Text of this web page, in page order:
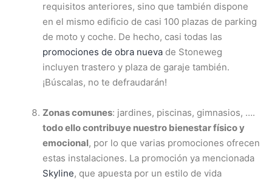
requisitos anteriores, sino que también dispone
en el mismo edificio de casi 100 plazas de parking
de moto y coche. De hecho, casi todas las
promociones de obra nueva de Stoneweg
incluyen trastero y plaza de garaje también.
¡Búscalas, no te defraudarán!
Zonas comunes: jardines, piscinas, gimnasios, ….
todo ello contribuye nuestro bienestar físico y
emocional, por lo que varias promociones ofrecen
estas instalaciones. La promoción ya mencionada
Skyline, que apuesta por un estilo de vida